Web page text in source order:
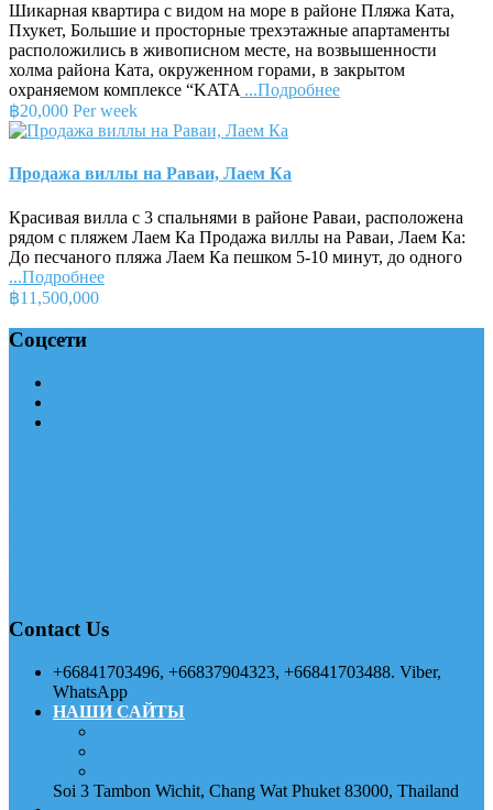
Шикарная квартира с видом на море в районе Пляжа Ката,
Пхукет, Большие и просторные трехэтажные апартаменты
расположились в живописном месте, на возвышенности
холма района Ката, окруженном горами, в закрытом
охраняемом комплексе “KATA ...Подробнее
฿20,000 Per week
Продажа виллы на Раваи, Лаем Ка
Красивая вилла с 3 спальнями в районе Раваи, расположена
рядом с пляжем Лаем Ка Продажа виллы на Раваи, Лаем Ка:
До песчаного пляжа Лаем Ка пешком 5-10 минут, до одного
...Подробнее
฿11,500,000
Соцсети
Contact Us
+66841703496, +66837904323, +66841703488. Viber,
WhatsApp
НАШИ САЙТЫ
Soi 3 Tambon Wichit, Chang Wat Phuket 83000, Thailand